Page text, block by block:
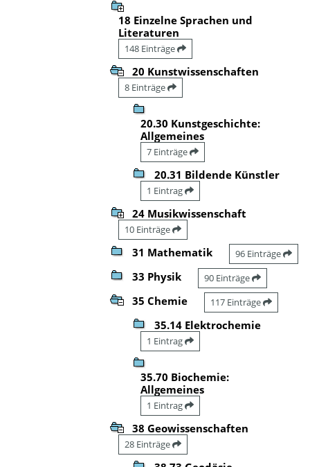
18 Einzelne Sprachen und
Literaturen
148 Einträge
20 Kunstwissenschaften
8 Einträge
20.30 Kunstgeschichte:
Allgemeines
7 Einträge
20.31 Bildende Künstler
1 Eintrag
24 Musikwissenschaft
10 Einträge
31 Mathematik 96 Einträge
33 Physik 90 Einträge
35 Chemie 117 Einträge
35.14 Elektrochemie
1 Eintrag
35.70 Biochemie:
Allgemeines
1 Eintrag
38 Geowissenschaften
28 Einträge